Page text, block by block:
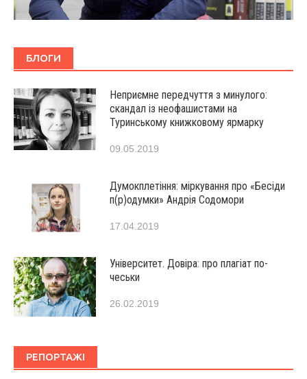
БЛОГИ
Неприємне передчуття з минулого:
скандал із неофашистами на
Туринському книжковому ярмарку
09.05.2019
Думокплетіння: міркування про «Бесіди
п(р)одумки» Андрія Содомори
17.04.2019
Університет. Довіра: про плагіат по-
чеськи
26.02.2019
РЕПОРТАЖІ